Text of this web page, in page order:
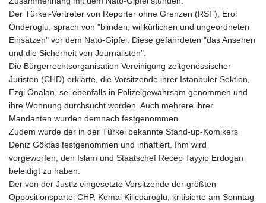
Der Türkei-Vertreter von Reporter ohne Grenzen (RSF), Erol
Önderoglu, sprach von "blinden, willkürlichen und ungeordneten
Einsätzen" vor dem Nato-Gipfel. Diese gefährdeten "das Ansehen
und die Sicherheit von Journalisten".
Die Bürgerrechtsorganisation Vereinigung zeitgenössischer
Juristen (CHD) erklärte, die Vorsitzende ihrer Istanbuler Sektion,
Ezgi Önalan, sei ebenfalls in Polizeigewahrsam genommen und
ihre Wohnung durchsucht worden. Auch mehrere ihrer
Mandanten wurden demnach festgenommen.
Zudem wurde der in der Türkei bekannte Stand-up-Komikers
Deniz Göktas festgenommen und inhaftiert. Ihm wird
vorgeworfen, den Islam und Staatschef Recep Tayyip Erdogan
beleidigt zu haben.
Der von der Justiz eingesetzte Vorsitzende der größten
Oppositionspartei CHP, Kemal Kilicdaroglu, kritisierte am Sonntag